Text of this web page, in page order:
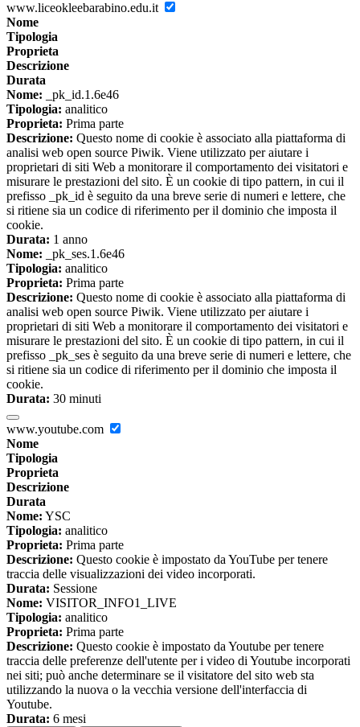
www.liceokleebarabino.edu.it
Nome
Tipologia
Proprieta
Descrizione
Durata
Nome: _pk_id.1.6e46
Tipologia: analitico
Proprieta: Prima parte
Descrizione: Questo nome di cookie è associato alla piattaforma di
analisi web open source Piwik. Viene utilizzato per aiutare i
proprietari di siti Web a monitorare il comportamento dei visitatori e
misurare le prestazioni del sito. È un cookie di tipo pattern, in cui il
prefisso _pk_id è seguito da una breve serie di numeri e lettere, che
si ritiene sia un codice di riferimento per il dominio che imposta il
cookie.
Durata: 1 anno
Nome: _pk_ses.1.6e46
Tipologia: analitico
Proprieta: Prima parte
Descrizione: Questo nome di cookie è associato alla piattaforma di
analisi web open source Piwik. Viene utilizzato per aiutare i
proprietari di siti Web a monitorare il comportamento dei visitatori e
misurare le prestazioni del sito. È un cookie di tipo pattern, in cui il
prefisso _pk_ses è seguito da una breve serie di numeri e lettere, che
si ritiene sia un codice di riferimento per il dominio che imposta il
cookie.
Durata: 30 minuti
www.youtube.com
Nome
Tipologia
Proprieta
Descrizione
Durata
Nome: YSC
Tipologia: analitico
Proprieta: Prima parte
Descrizione: Questo cookie è impostato da YouTube per tenere
traccia delle visualizzazioni dei video incorporati.
Durata: Sessione
Nome: VISITOR_INFO1_LIVE
Tipologia: analitico
Proprieta: Prima parte
Descrizione: Questo cookie è impostato da Youtube per tenere
traccia delle preferenze dell'utente per i video di Youtube incorporati
nei siti; può anche determinare se il visitatore del sito web sta
utilizzando la nuova o la vecchia versione dell'interfaccia di
Youtube.
Durata: 6 mesi